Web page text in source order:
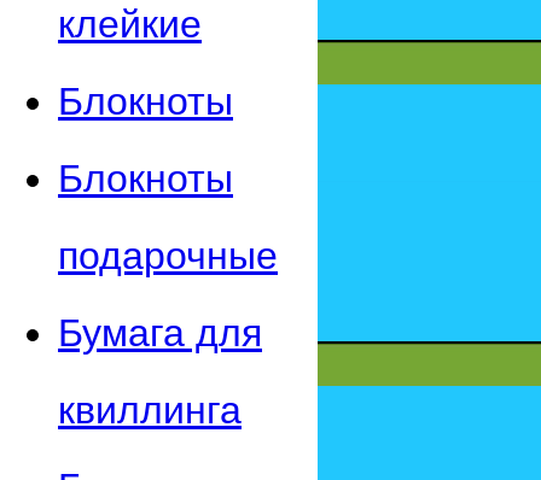
клейкие
Блокноты
Блокноты
подарочные
Бумага для
квиллинга